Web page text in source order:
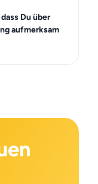
Du über
aufmerksam